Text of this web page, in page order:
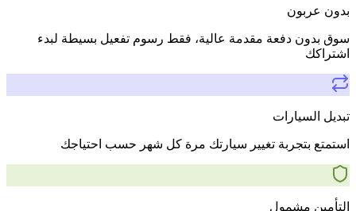
بدون عربون
سوق بدون دفعة مقدمة عالية، فقط رسوم تفعيل بسيطة لبدء
اشتراكك
تبديل السيارات
استمتع بتجربة تغيير سيارتك مرة كل شهر حسب احتياجك
التأمين مشمول